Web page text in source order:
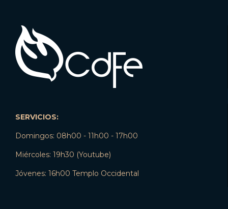
SERVICIOS:
Domingos: 08h00 - 11h00 - 17h00
Miércoles: 19h30 (Youtube)
Jóvenes: 16h00 Templo Occidental